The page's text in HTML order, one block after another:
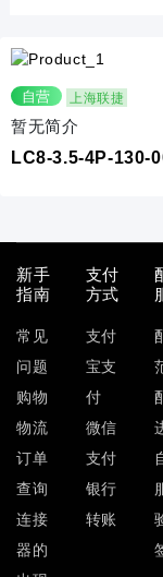
自营 上海联捷
暂无简介
LC8-3.5-4P-130-
新手
指南
常见
问题
购物
物流
订单
查询
连接
器的
支付
方式
支付
宝支
付
微信
支付
银行
转账